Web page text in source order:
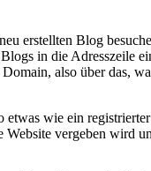
erstellten Blog
in die Adresszeile
Domain, also über das,
etwas wie ein
Website vergeben wird